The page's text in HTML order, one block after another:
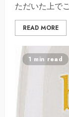
ただいた上で
READ MORE
1 min read